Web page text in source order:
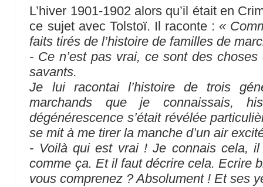
L’hiver 1901-1902 alors qu’il était en
ce sujet avec Tolstoï. Il raconte : «
faits tirés de l’histoire de familles de
- Ce n’est pas vrai, ce sont des
savants.
Je lui racontai l’histoire de trois
marchands que je connaissais,
dégénérescence s’était révélée
se mit à me tirer la manche d’un air
- Voilà qui est vrai ! Je connais cela,
comme ça. Et il faut décrire cela. Ecrire
vous comprenez ? Absolument ! Et ses